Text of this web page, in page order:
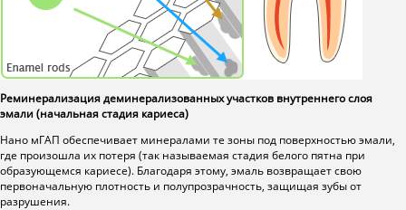
Реминерализация деминерализованных участков внутреннего слоя
эмали (начальная стадия кариеса)
Нано мГАП обеспечивает минералами те зоны под поверхностью эмали,
где произошла их потеря (так называемая стадия белого пятна при
образующемся кариесе). Благодаря этому, эмаль возвращает свою
первоначальную плотность и полупрозрачность, защищая зубы от
разрушения.